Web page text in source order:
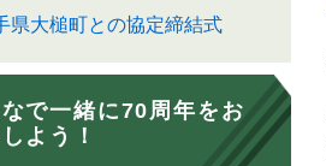
県大槌町との協定締結式
で一緒に70周年をお
よう！